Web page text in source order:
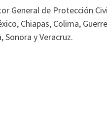
General de Protección
Chiapas, Colima,
Sonora y Veracruz.